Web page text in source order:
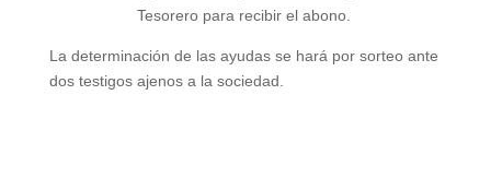
Tesorero para recibir el abono.
La determinación de las ayudas se hará por sorteo ante
dos testigos ajenos a la sociedad.